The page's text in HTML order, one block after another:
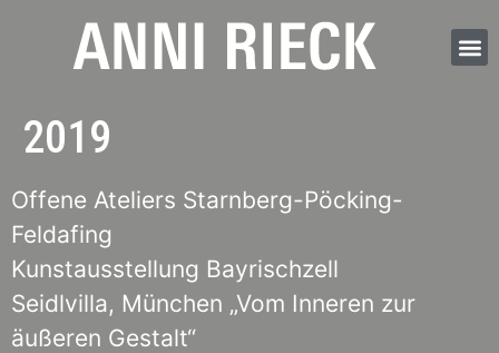
2019
Offene Ateliers Starnberg-Pöcking-
Feldafing
Kunstausstellung Bayrischzell
Seidlvilla, München „Vom Inneren zur
äußeren Gestalt“